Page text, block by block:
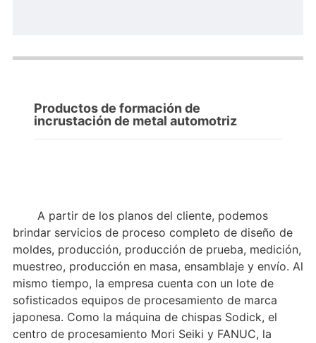
Productos de formación de
incrustación de metal automotriz
A partir de los planos del cliente, podemos
brindar servicios de proceso completo de diseño de
moldes, producción, producción de prueba, medición,
muestreo, producción en masa, ensamblaje y envío. Al
mismo tiempo, la empresa cuenta con un lote de
sofisticados equipos de procesamiento de marca
japonesa. Como la máquina de chispas Sodick, el
centro de procesamiento Mori Seiki y FANUC, la